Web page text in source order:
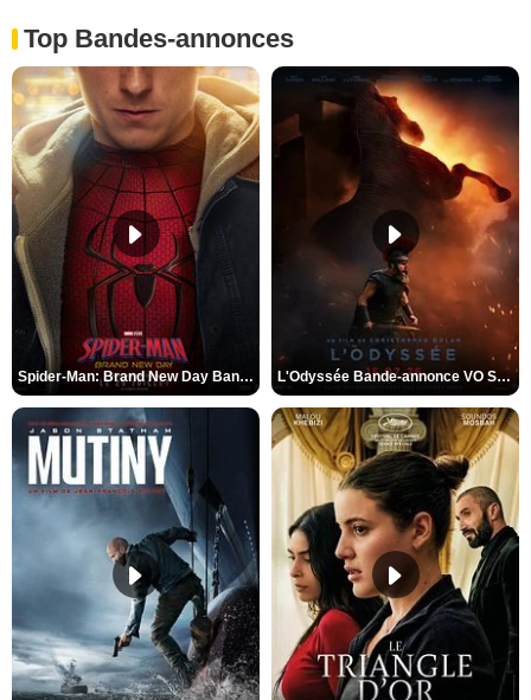
Top Bandes-annonces
Spider-Man: Brand New Day Bande-annonce VO STFR L'Odyssée Bande-annonce VO STFR